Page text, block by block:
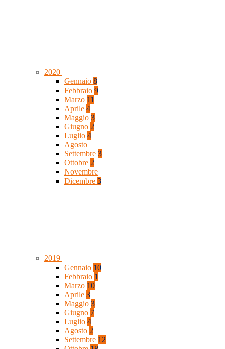
2020
Gennaio 8
Febbraio 9
Marzo 11
Aprile 4
Maggio 3
Giugno 2
Luglio 4
Agosto
Settembre 3
Ottobre 2
Novembre
Dicembre 3
2019
Gennaio 10
Febbraio 1
Marzo 10
Aprile 3
Maggio 3
Giugno 7
Luglio 4
Agosto 2
Settembre 12